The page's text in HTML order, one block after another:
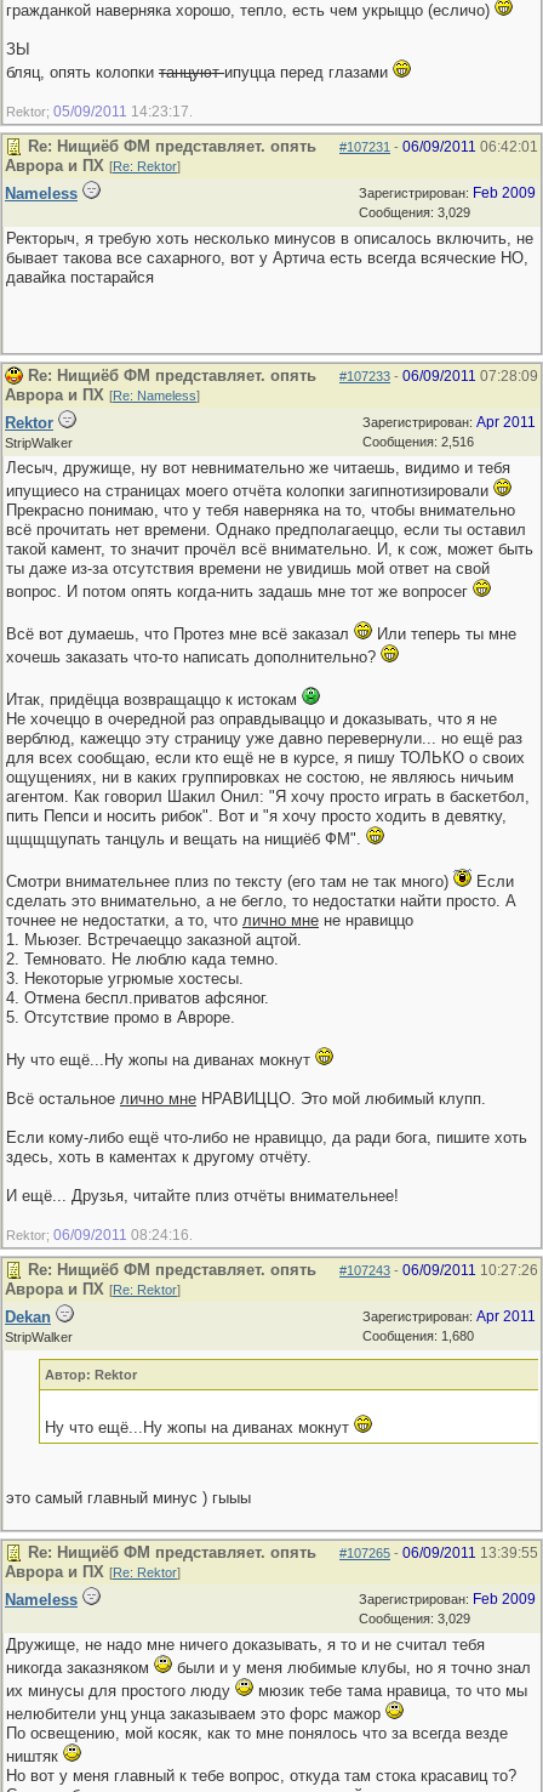
гражданкой наверняка хорошо, тепло, есть чем укрыццо (есличо)
ЗЫ
бляц, опять колопки танцуютипуцца перед глазами
Rektor; 05/09/2011 14:23:17
#107231 - 06/09/2011 06:42:01
Re: Нищиёб ФМ представляет. опять
Аврора и ПХ [Re: Rektor]
Зарегистрирован: Feb 2009
Сообщения: 3,029
Nameless
Ректорыч, я требую хоть несколько минусов в описалось включить, не
бывает такова все сахарного, вот у Артича есть всегда всяческие НО,
давайка постарайся
#107233 - 06/09/2011 07:28:09
Re: Нищиёб ФМ представляет. опять
Аврора и ПХ [Re: Nameless]
Зарегистрирован: Apr 2011
Сообщения: 2,516
Rektor
StripWalker
Лесыч, дружище, ну вот невнимательно же читаешь, видимо и тебя
ипущиесо на страницах моего отчёта колопки загипнотизировали
Прекрасно понимаю, что у тебя наверняка на то, чтобы внимательно
всё прочитать нет времени. Однако предполагаеццо, если ты оставил
такой камент, то значит прочёл всё внимательно. И, к сож, может быть
ты даже из-за отсутствия времени не увидишь мой ответ на свой
вопрос. И потом опять когда-нить задашь мне тот же вопросег
Всё вот думаешь, что Протез мне всё заказал
Или теперь ты мне
хочешь заказать что-то написать дополнительно?
Итак, придёцца возвращаццо к истокам
Не хочеццо в очередной раз оправдываццо и доказывать, что я не
верблюд, кажеццо эту страницу уже давно перевернули... но ещё раз
для всех сообщаю, если кто ещё не в курсе, я пишу ТОЛЬКО о своих
ощущениях, ни в каких группировках не состою, не являюсь ничьим
агентом. Как говорил Шакил Онил: "Я хочу просто играть в баскетбол,
пить Пепси и носить рибок". Вот и "я хочу просто ходить в девятку,
щщщщупать танцуль и вещать на нищиёб ФМ".
Смотри внимательнее плиз по тексту (его там не так много)
Если
сделать это внимательно, а не бегло, то недостатки найти просто. А
точнее не недостатки, а то, что лично мне не нравиццо
1. Мьюзег. Встречаеццо заказной ацтой.
2. Темновато. Не люблю када темно.
3. Некоторые угрюмые хостесы.
4. Отмена беспл.приватов афсяног.
5. Отсутствие промо в Авроре.
Ну что ещё...Ну жопы на диванах мокнут
Всё остальное лично мне НРАВИЦЦО. Это мой любимый клупп.
Если кому-либо ещё что-либо не нравиццо, да ради бога, пишите хоть
здесь, хоть в каментах к другому отчёту.
И ещё... Друзья, читайте плиз отчёты внимательнее!
Rektor; 06/09/2011 08:24:16
#107243 - 06/09/2011 10:27:26
Re: Нищиёб ФМ представляет. опять
Аврора и ПХ [Re: Rektor]
Зарегистрирован: Apr 2011
Сообщения: 1,680
Dekan
StripWalker
Автор: Rektor
Ну что ещё...Ну жопы на диванах мокнут
это самый главный минус ) гыыы
#107265 - 06/09/2011 13:39:55
Re: Нищиёб ФМ представляет. опять
Аврора и ПХ [Re: Rektor]
Зарегистрирован: Feb 2009
Сообщения: 3,029
Nameless
Дружище, не надо мне ничего доказывать, я то и не считал тебя
никогда заказняком
были и у меня любимые клубы, но я точно знал
их минусы для простого люду
мюзик тебе тама нравица, то что мы
нелюбители унц унца заказываем это форс мажор
По освещению, мой косяк, как то мне понялось что за всегда везде
ништяк
Но вот у меня главный к тебе вопрос, откуда там стока красавиц то?